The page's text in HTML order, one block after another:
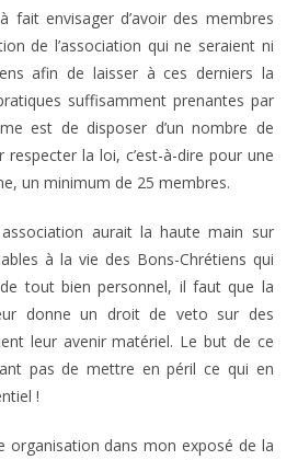
fait envisager d’avoir des membres
de l’association qui ne seraient ni
afin de laisser à ces derniers la
suffisamment prenantes par
est de disposer d’un nombre de
la loi, c’est-à-dire pour une
un minimum de 25 membres.
aurait la haute main sur
à la vie des Bons-Chrétiens qui
tout bien personnel, il faut que la
donne un droit de veto sur des
leur avenir matériel. Le but de ce
pas de mettre en péril ce qui en
!
organisation dans mon exposé de la